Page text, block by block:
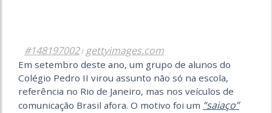
#148197002/ gettyimages.com
Em setembro deste ano, um grupo de alunos do
Colégio Pedro II virou assunto não só na escola,
referência no Rio de Janeiro, mas nos veículos de
comunicação Brasil afora. O motivo foi um “saiaço”